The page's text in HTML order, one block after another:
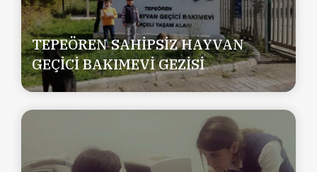
TEPEÖREN SAHİPSİZ HAYVAN
GEÇİCİ BAKIMEVİ GEZİSİ